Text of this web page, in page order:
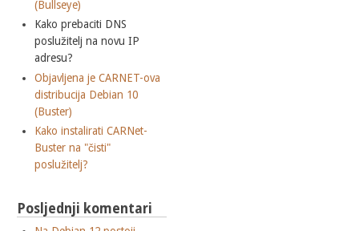
(Bullseye)
Kako prebaciti DNS
poslužitelj na novu IP
adresu?
Objavljena je CARNET-ova
distribucija Debian 10
(Buster)
Kako instalirati CARNet-
Buster na "čisti"
poslužitelj?
Posljednji komentari